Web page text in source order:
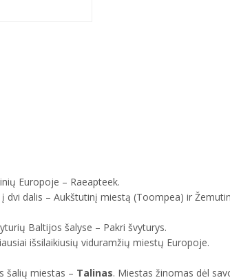
Europoje – Raeapteek.
dvi dalis – Aukštutinį miestą (Toompea) ir
Baltijos šalyse – Pakri švyturys.
išsilaikiusių viduramžių miestų Europoje.
šalių miestas – Talinas. Miestas žinomas dėl